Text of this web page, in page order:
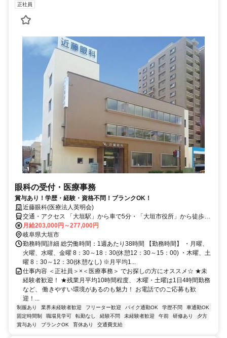
正社員
眼科の受付・医療事務
賞与あり！学歴・経験・資格不問！ブランクOK！
近藤眼科(医療法人英明会)
交通・アクセス 「大垣駅」から車で5分・「大垣市役所」から徒歩3
分／車通勤OK
月給203,000円～277,000円
岐阜県大垣市
勤務時間詳細 総労働時間：1週あたり38時間 【勤務時間】 ・月曜、
火曜、水曜、金曜 8：30～18：30(休憩12：30～15：00) ・木曜、土
曜 8：30～12：30(休憩なし) ※月平均1...
仕事内容 ＜正社員＞×＜医療事務＞ でお探しの方にオススメ☆ ★未
経験者歓迎！ ★残業月平均10時間程度、 木曜・土曜は1日4時間勤務
など、 働きやすい環境があるのも魅力！ お電話でのご応募も歓
迎！...
制服あり 業界未経験者歓迎 フリーター歓迎 バイク通勤OK 学歴不問
車通勤OK
固定時間制
職場見学可 転勤なし 経験不問 未経験者歓迎 午前 研修あり
夕方
賞与あり
ブランクOK 育休あり 交通費支給